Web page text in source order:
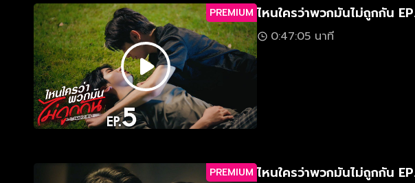
PREMIUM ไหนใครว่าพวกมันไม่ถูกกัน
0:47:05 นาที
PREMIUM ไหนใครว่าพวกมันไม่ถูกกัน